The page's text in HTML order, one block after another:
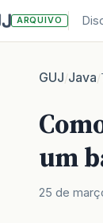
ARQUIVO
GUJ/Java/
um
25 de